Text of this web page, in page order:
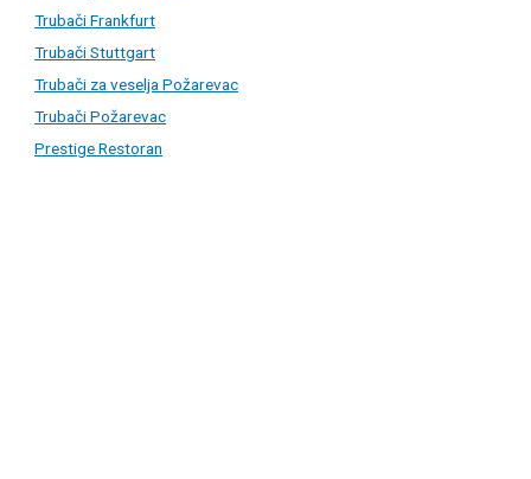
Trubači Frankfurt
Trubači Stuttgart
Trubači za veselja Požarevac
Trubači Požarevac
Prestige Restoran